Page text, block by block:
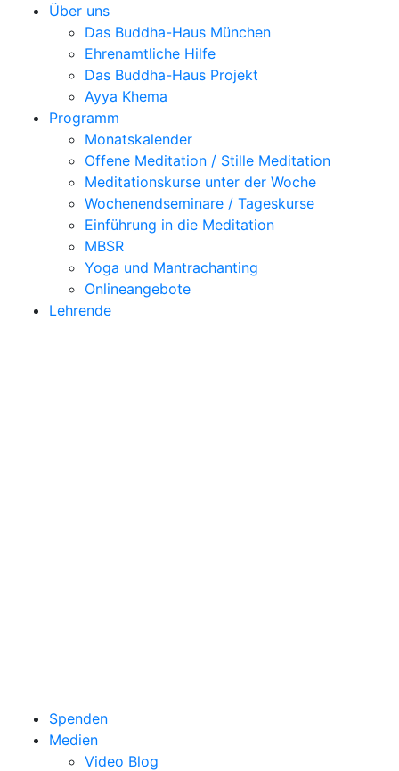
Über uns
Das Buddha-Haus München
Ehrenamtliche Hilfe
Das Buddha-Haus Projekt
Ayya Khema
Programm
Monatskalender
Offene Meditation / Stille Meditation
Meditationskurse unter der Woche
Wochenendseminare / Tageskurse
Einführung in die Meditation
MBSR
Yoga und Mantrachanting
Onlineangebote
Lehrende
Spenden
Medien
Video Blog